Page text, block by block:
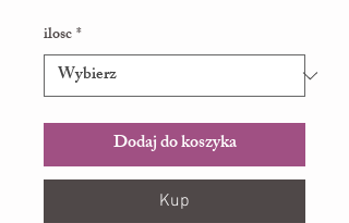
ilosc*
Dodaj do koszyka
Kup